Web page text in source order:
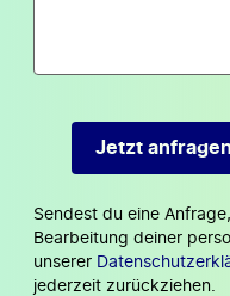
Sendest du eine
Bearbeitung deiner
unserer
jederzeit zurückziehen.